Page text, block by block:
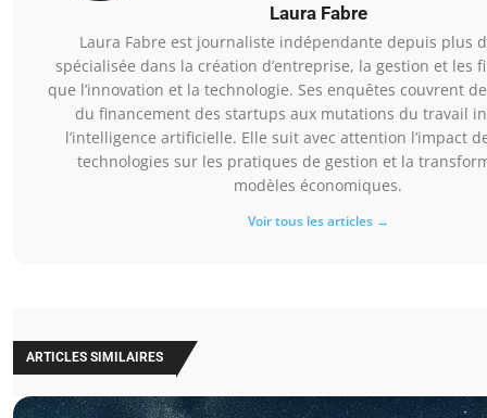
Laura Fabre
Laura Fabre est journaliste indépendante depuis plus
spécialisée dans la création d’entreprise, la gestion et les
que l’innovation et la technologie. Ses enquêtes couvrent
du financement des startups aux mutations du travail
l’intelligence artificielle. Elle suit avec attention l’impact
technologies sur les pratiques de gestion et la
modèles économiques.
Voir tous les articles →
ARTICLES SIMILAIRES